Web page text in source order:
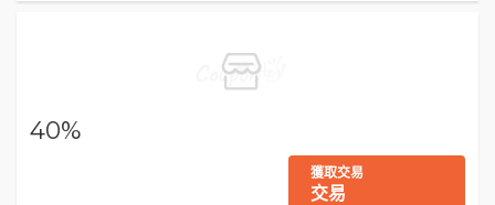
40%
獲取交易
交易